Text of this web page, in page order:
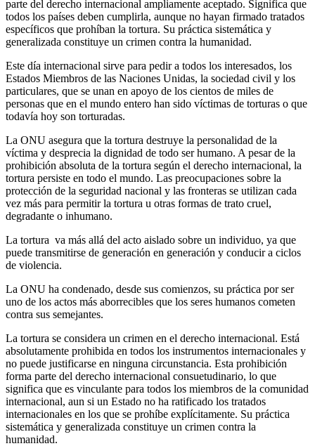
parte del derecho internacional ampliamente aceptado. Significa que
todos los países deben cumplirla, aunque no hayan firmado tratados
específicos que prohíban la tortura. Su práctica sistemática y
generalizada constituye un crimen contra la humanidad.
Este día internacional sirve para pedir a todos los interesados, los
Estados Miembros de las Naciones Unidas, la sociedad civil y los
particulares, que se unan en apoyo de los cientos de miles de
personas que en el mundo entero han sido víctimas de torturas o que
todavía hoy son torturadas.
La ONU asegura que la tortura destruye la personalidad de la
víctima y desprecia la dignidad de todo ser humano. A pesar de la
prohibición absoluta de la tortura según el derecho internacional, la
tortura persiste en todo el mundo. Las preocupaciones sobre la
protección de la seguridad nacional y las fronteras se utilizan cada
vez más para permitir la tortura u otras formas de trato cruel,
degradante o inhumano.
La tortura va más allá del acto aislado sobre un individuo, ya que
puede transmitirse de generación en generación y conducir a ciclos
de violencia.
La ONU ha condenado, desde sus comienzos, su práctica por ser
uno de los actos más aborrecibles que los seres humanos cometen
contra sus semejantes.
La tortura se considera un crimen en el derecho internacional. Está
absolutamente prohibida en todos los instrumentos internacionales y
no puede justificarse en ninguna circunstancia. Esta prohibición
forma parte del derecho internacional consuetudinario, lo que
significa que es vinculante para todos los miembros de la comunidad
internacional, aun si un Estado no ha ratificado los tratados
internacionales en los que se prohíbe explícitamente. Su práctica
sistemática y generalizada constituye un crimen contra la
humanidad.